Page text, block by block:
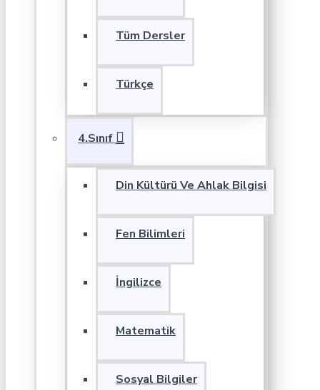
Tüm Dersler
Türkçe
4.Sınıf
Din Kültürü Ve Ahlak Bilgisi
Fen Bilimleri
İngilizce
Matematik
Sosyal Bilgiler